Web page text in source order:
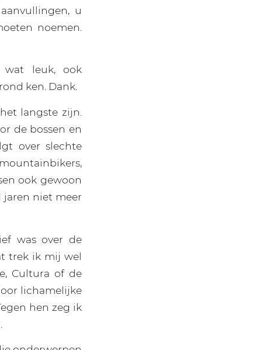
u
noemen.
wat leuk, ook
ken. Dank.
langste zijn.
de bossen en
over slechte
ook gewoon
jaren niet meer
was over de
trek ik mij wel
Cultura of de
lichamelijke
hen zeg ik